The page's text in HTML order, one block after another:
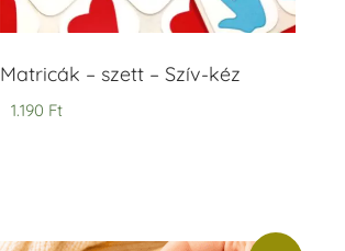
Matricák – szett – Szív-kéz
1.190 Ft